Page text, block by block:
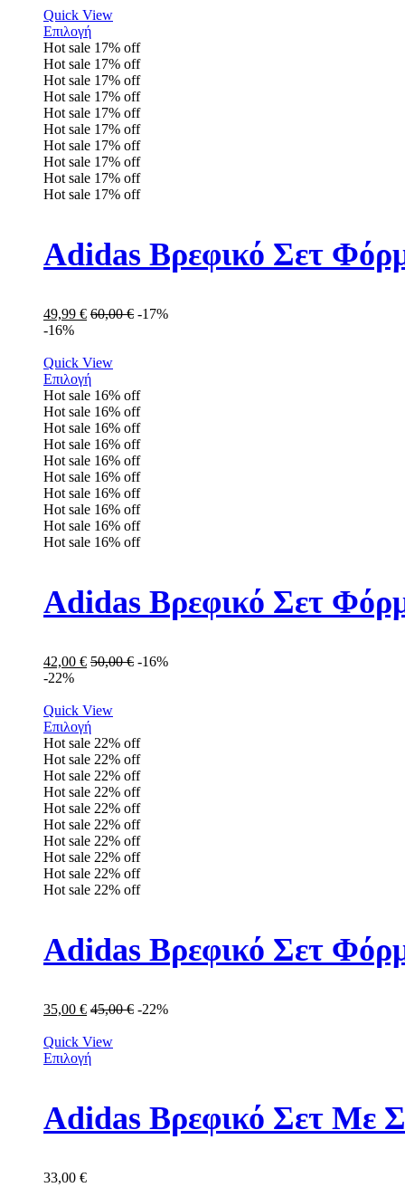
Quick View
Επιλογή
Hot sale 17% off
Hot sale 17% off
Hot sale 17% off
Hot sale 17% off
Hot sale 17% off
Hot sale 17% off
Hot sale 17% off
Hot sale 17% off
Hot sale 17% off
Hot sale 17% off
Adidas Βρεφικό Σετ
49,99 € 60,00€ -17%
-16%
Quick View
Επιλογή
Hot sale 16% off
Hot sale 16% off
Hot sale 16% off
Hot sale 16% off
Hot sale 16% off
Hot sale 16% off
Hot sale 16% off
Hot sale 16% off
Hot sale 16% off
Hot sale 16% off
Adidas Βρεφικό Σετ
42,00 € 50,00€ -16%
-22%
Quick View
Επιλογή
Hot sale 22% off
Hot sale 22% off
Hot sale 22% off
Hot sale 22% off
Hot sale 22% off
Hot sale 22% off
Hot sale 22% off
Hot sale 22% off
Hot sale 22% off
Hot sale 22% off
Adidas Βρεφικό Σετ
35,00 € 45,00€ -22%
Quick View
Επιλογή
Adidas Βρεφικό Σετ Με
33,00 €